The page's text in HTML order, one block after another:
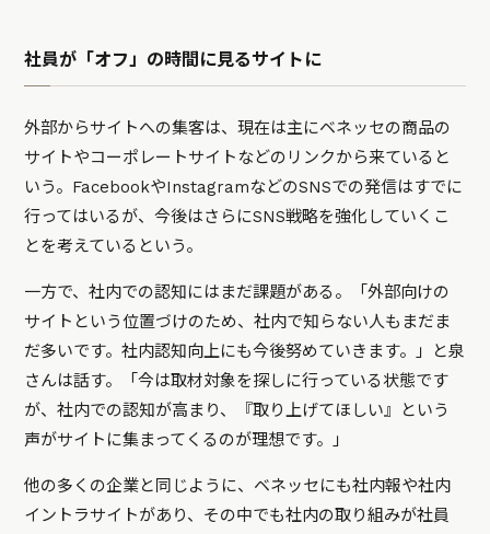
社員が「オフ」の時間に見るサイトに
外部からサイトへの集客は、現在は主にベネッセの商品の
サイトやコーポレートサイトなどのリンクから来ていると
いう。FacebookやInstagramなどのSNSでの発信はすでに
行ってはいるが、今後はさらにSNS戦略を強化していくこ
とを考えているという。
一方で、社内での認知にはまだ課題がある。「外部向けの
サイトという位置づけのため、社内で知らない人もまだま
だ多いです。社内認知向上にも今後努めていきます。」と泉
さんは話す。「今は取材対象を探しに行っている状態です
が、社内での認知が高まり、『取り上げてほしい』という
声がサイトに集まってくるのが理想です。」
他の多くの企業と同じように、ベネッセにも社内報や社内
イントラサイトがあり、その中でも社内の取り組みが社員